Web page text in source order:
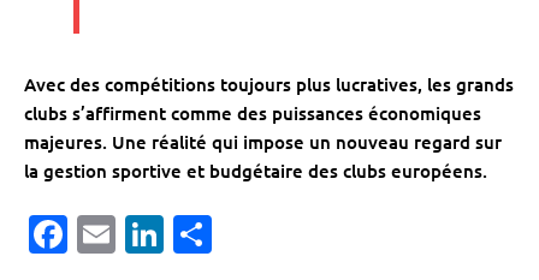
Avec des compétitions toujours plus lucratives, les grands
clubs s’affirment comme des puissances économiques
majeures. Une réalité qui impose un nouveau regard sur
la gestion sportive et budgétaire des clubs européens.
Facebook
EmailLinkedIn